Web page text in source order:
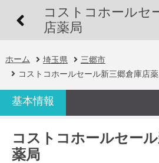
コストコホールセ
店薬局
ホーム 埼玉県
三郷市
コストコホールセール新三郷倉庫店
基本情報
コストコホールセー
薬局